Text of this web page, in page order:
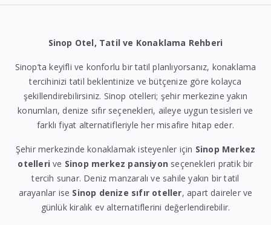
Sinop Otel, Tatil ve Konaklama Rehberi
Sinop’ta keyifli ve konforlu bir tatil planlıyorsanız, konaklama
tercihinizi tatil beklentinize ve bütçenize göre kolayca
şekillendirebilirsiniz. Sinop otelleri; şehir merkezine yakın
konumları, denize sıfır seçenekleri, aileye uygun tesisleri ve
farklı fiyat alternatifleriyle her misafire hitap eder.
Şehir merkezinde konaklamak isteyenler için Sinop Merkez
otelleri ve Sinop merkez pansiyon seçenekleri pratik bir
tercih sunar. Deniz manzaralı ve sahile yakın bir tatil
arayanlar ise Sinop denize sıfır oteller, apart daireler ve
günlük kiralık ev alternatiflerini değerlendirebilir.